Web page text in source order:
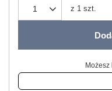
z 1 szt.